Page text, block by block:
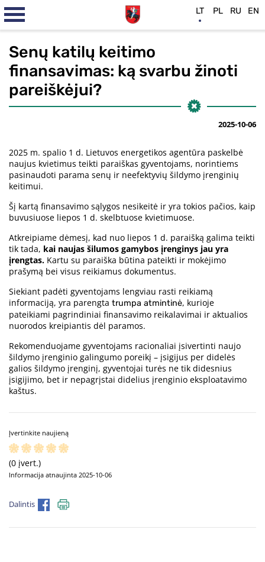
Senų katilų keitimo
finansavimas: ką svarbu žinoti
pareiškėjui?
2025-10-06
2025 m. spalio 1 d. Lietuvos energetikos agentūra paskelbė
naujus kvietimus teikti paraiškas gyventojams, norintiems
pasinaudoti parama senų ir neefektyvių šildymo įrenginių
keitimui.
Šį kartą finansavimo sąlygos nesikeitė ir yra tokios pačios, kaip
buvusiuose liepos 1 d. skelbtuose kvietimuose.
Atkreipiame dėmesį, kad nuo liepos 1 d. paraišką galima teikti
tik tada, kai naujas šilumos gamybos įrenginys jau yra
įrengtas. Kartu su paraiška būtina pateikti ir mokėjimo
prašymą bei visus reikiamus dokumentus.
Siekiant padėti gyventojams lengviau rasti reikiamą
informaciją, yra parengta trumpa atmintinė, kurioje
pateikiami pagrindiniai finansavimo reikalavimai ir aktualios
nuorodos kreipiantis dėl paramos.
Rekomenduojame gyventojams racionaliai įsivertinti naujo
šildymo įrenginio galingumo poreikį – įsigijus per didelės
galios šildymo įrenginį, gyventojai turės ne tik didesnius
įsigijimo, bet ir nepagrįstai didelius įrenginio eksploatavimo
kaštus.
Įvertinkite naujieną
(0 įvert.)
Informacija atnaujinta 2025-10-06
Dalintis
LT PL RU EN